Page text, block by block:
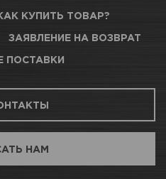
Хмельницкого, 1/1
КУПИТЬ ТОВАР?
ЗАЯВЛЕНИЕ НА ВОЗВРАТ
ПОСТАВКИ
НАМ